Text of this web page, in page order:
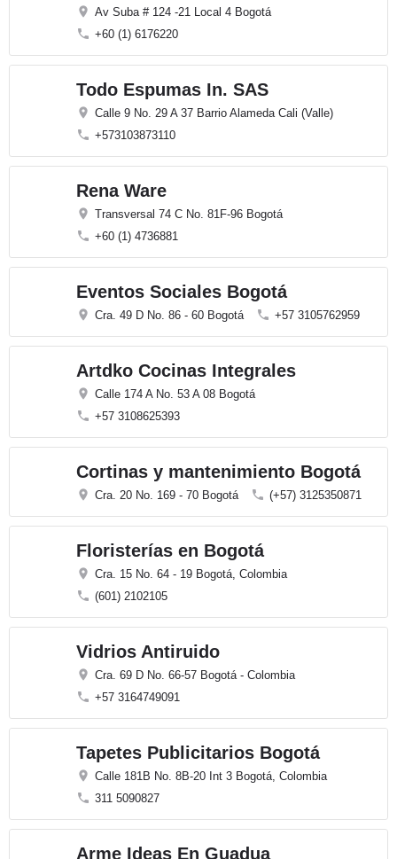
Av Suba # 124 -21 Local 4 Bogotá
+60 (1) 6176220
Todo Espumas In. SAS
Calle 9 No. 29 A 37 Barrio Alameda Cali (Valle)
+573103873110
Rena Ware
Transversal 74 C No. 81F-96 Bogotá
+60 (1) 4736881
Eventos Sociales Bogotá
Cra. 49 D No. 86 - 60 Bogotá +57 3105762959
Artdko Cocinas Integrales
Calle 174 A No. 53 A 08 Bogotá
+57 3108625393
Cortinas y mantenimiento Bogotá
Cra. 20 No. 169 - 70 Bogotá (+57) 3125350871
Floristerías en Bogotá
Cra. 15 No. 64 - 19 Bogotá, Colombia
(601) 2102105
Vidrios Antiruido
Cra. 69 D No. 66-57 Bogotá - Colombia
+57 3164749091
Tapetes Publicitarios Bogotá
Calle 181B No. 8B-20 Int 3 Bogotá, Colombia
311 5090827
Arme Ideas En Guadua